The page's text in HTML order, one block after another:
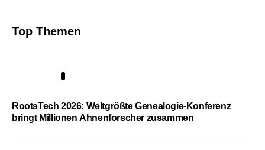
Top Themen
RootsTech 2026: Weltgrößte Genealogie-Konferenz
bringt Millionen Ahnenforscher zusammen